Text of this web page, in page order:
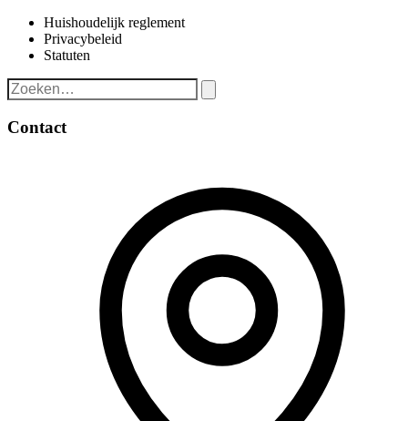
Huishoudelijk reglement
Privacybeleid
Statuten
Contact